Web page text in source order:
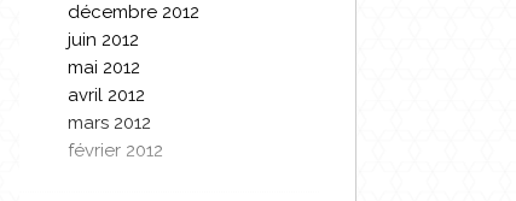
décembre 2012
juin 2012
mai 2012
avril 2012
mars 2012
février 2012